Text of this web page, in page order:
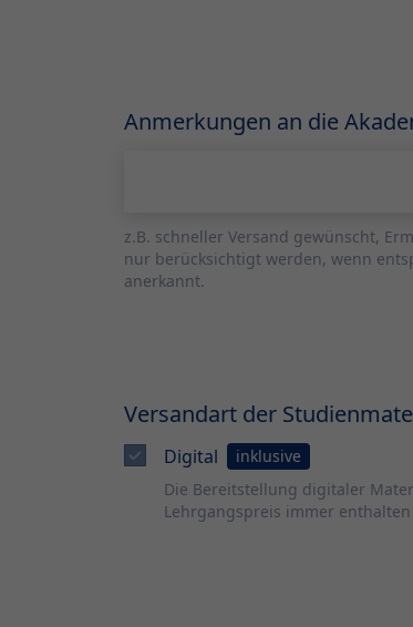
Anmerkungen an die
z.B. schneller Versand gewünscht,
nur berücksichtigt werden, wenn
anerkannt.
Versandart der
Digital
inklusive
Die Bereitstellung digitaler
Lehrgangspreis immer enthalten